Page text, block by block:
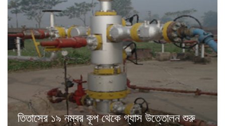
তিতাসের ১৯ নম্বর কূপ থেকে গ্যাস উত্তোলন শুরু